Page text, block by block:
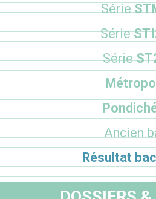
Série
Série
Série
Ancien
Résultat